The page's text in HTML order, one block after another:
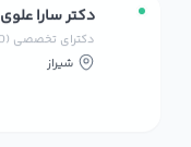
دکتر سارا علوی
دکترای تخصصی (PhD) روانشناسی بالینی
شیراز